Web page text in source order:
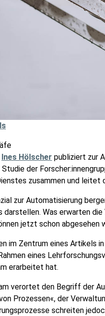
Ines Hölscher publiziert zur
Studie der
zusammen und leitet
zur Automatisierung
darstellen. Was erwarten
jetzt schon abgesehen
im Zentrum eines Artikels
eines
erarbeitet hat.
verortet den Begriff der
Prozessen«, der
schreiten